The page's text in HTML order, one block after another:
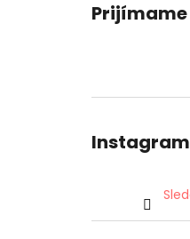
Instagram